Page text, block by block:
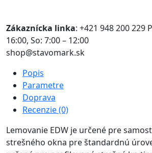
Zákaznícka linka: +421 948 200 229
16:00, So: 7:00 – 12:00
shop@stavomark.sk
Popis
Parametre
Doprava
Recenzie (0)
Lemovanie EDW je určené pre
strešného okna pre štandardnú